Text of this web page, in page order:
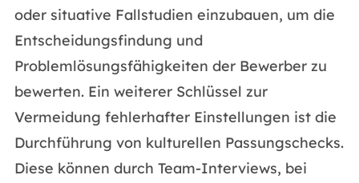
oder situative Fallstudien einzubauen, um die
Entscheidungsfindung und
Problemlösungsfähigkeiten der Bewerber zu
bewerten. Ein weiterer Schlüssel zur
Vermeidung fehlerhafter Einstellungen ist die
Durchführung von kulturellen Passungschecks.
Diese können durch Team-Interviews, bei